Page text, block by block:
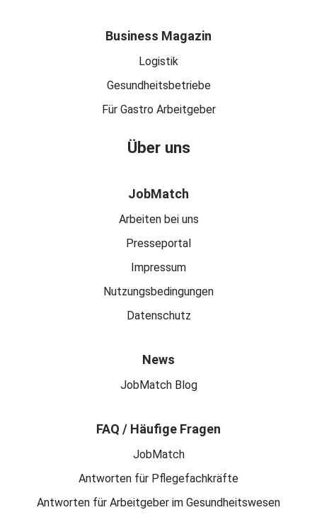
Business Magazin
Logistik
Gesundheitsbetriebe
Für Gastro Arbeitgeber
Über uns
JobMatch
Arbeiten bei uns
Presseportal
Impressum
Nutzungsbedingungen
Datenschutz
News
JobMatch Blog
FAQ / Häufige Fragen
JobMatch
Antworten für Pflegefachkräfte
Antworten für Arbeitgeber im Gesundheitswesen